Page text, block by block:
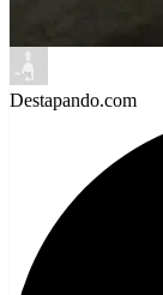
Destapando.com